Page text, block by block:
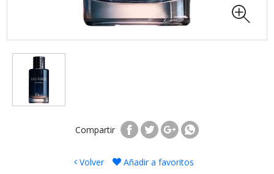
Compartir
Volver Añadir a favoritos